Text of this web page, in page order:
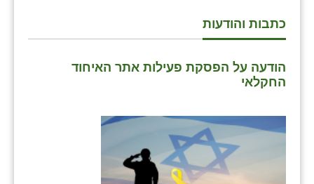
כתבות והודעות
הודעה על הפסקת פעילות אתר האיחוד
החקלאי